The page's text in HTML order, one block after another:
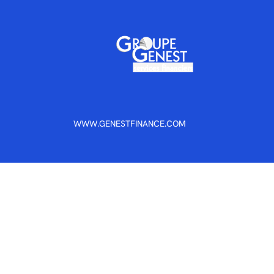
WWW.GENESTFINANCE.COM